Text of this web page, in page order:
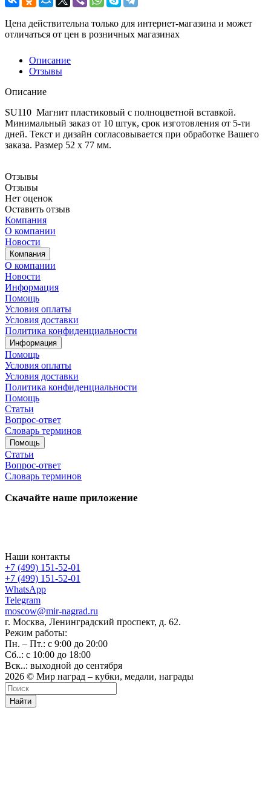
Цена действительна только для интернет-магазина и может
отличаться от цен в розничных магазинах
Описание
Отзывы
Описание
SU110 Магнит пластиковый с полноцветной вставкой.
Минимальный заказ от 10 штук, срок изготовления от 5-ти
дней. Текст и дизайн согласовывается при обработке Вашего
заказа. Размер 52 х 77 мм.
Отзывы
Отзывы
Нет оценок
Оставить отзыв
Компания
О компании
Новости
Компания
О компании
Новости
Информация
Помощь
Условия оплаты
Условия доставки
Политика конфиденциальности
Информация
Помощь
Условия оплаты
Условия доставки
Политика конфиденциальности
Помощь
Статьи
Вопрос-ответ
Словарь терминов
Помощь
Статьи
Вопрос-ответ
Словарь терминов
Скачайте наше приложение
Наши контакты
+7 (499) 151-52-01
+7 (499) 151-52-01
WhatsApp
Telegram
moscow@mir-nagrad.ru
г. Москва, Ленинградский проспект, д. 62.
Режим работы:
Пн. – Пт.: с 9:00 до 20:00
Сб..: с 10:00 до 18:00
Вск..: выходной до сентября
2026 © Мир наград – кубки, медали, награды
Найти